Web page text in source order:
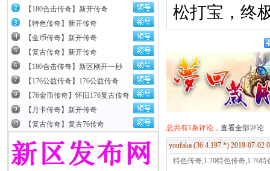
【180合击传奇】新开传奇
【特色传奇】新开传奇
【金币传奇】新开传奇
【复古传奇】新开传奇
【180合击传奇】新区刚开一秒
【176公益传奇】176公益传奇
【76金币传奇】怀旧176复古传奇
【月卡传奇】新开传奇
【复古传奇】复古76传奇
松打宝，终
总共有1条评论， 查看全部评论
youfaka (36.4.197.*) 2019-07-02
特色传奇,1.70特色传奇,1.76